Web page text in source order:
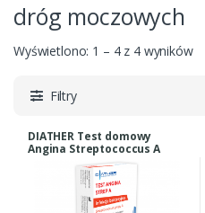
dróg moczowych
Wyświetlono: 1 – 4 z 4 wyników
Filtry
DIATHER Test domowy
Angina Streptococcus A